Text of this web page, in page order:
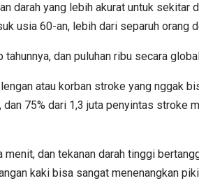
darah yang lebih akurat untuk sekitar
usia 60-an, lebih dari separuh orang
dan puluhan ribu secara
atau korban stroke yang nggak
75% dari 1,3 juta penyintas stroke
dan tekanan darah tinggi
kaki bisa sangat menenangkan